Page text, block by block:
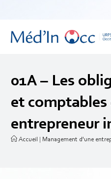
01A – Les
et comptables
entrepreneur
Accueil Management d'une